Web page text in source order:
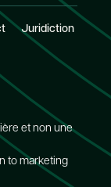
Juridiction
et non une
to marketing